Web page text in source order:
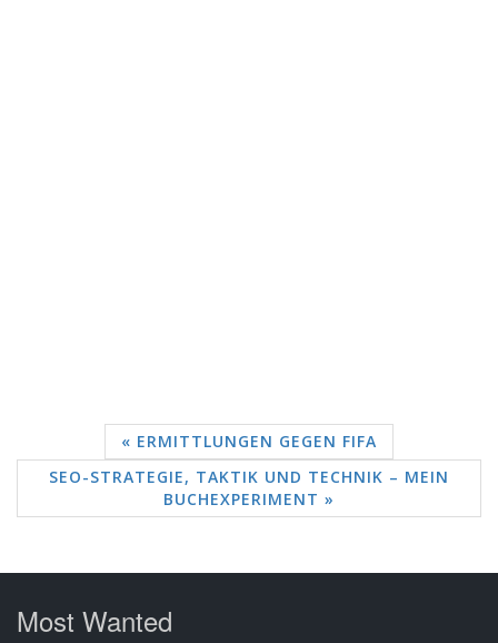
« ERMITTLUNGEN GEGEN FIFA
SEO-STRATEGIE, TAKTIK UND TECHNIK – MEIN
BUCHEXPERIMENT »
Most Wanted